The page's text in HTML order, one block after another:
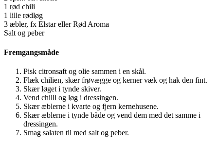
1 rød chili
1 lille rødløg
3 æbler, fx Elstar eller Rød Aroma
Salt og peber
Fremgangsmåde
Pisk citronsaft og olie sammen i en skål.
Flæk chilien, skær frøvægge og kerner væk og hak den fint.
Skær løget i tynde skiver.
Vend chilli og løg i dressingen.
Skær æblerne i kvarte og fjern kernehusene.
Skær æblerne i tynde både og vend dem med det samme i
dressingen.
Smag salaten til med salt og peber.